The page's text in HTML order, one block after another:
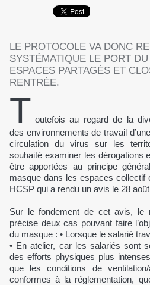
LE PROTOCOLE VA DONC
SYSTÉMATIQUE LE PORT
ESPACES PARTAGÉS ET
RENTRÉE.
T outefois au regard de la
des environnements de travail
circulation du virus sur les
souhaité examiner les dérogations
être apportées au principe
masque dans les espaces
HCSP qui a rendu un avis le 28
Sur le fondement de cet avis, le
précise deux cas pouvant faire
du masque : • Lorsque le salarié
• En atelier, car les salariés sont
des efforts physiques plus
que les conditions de
conformes à la réglementation,